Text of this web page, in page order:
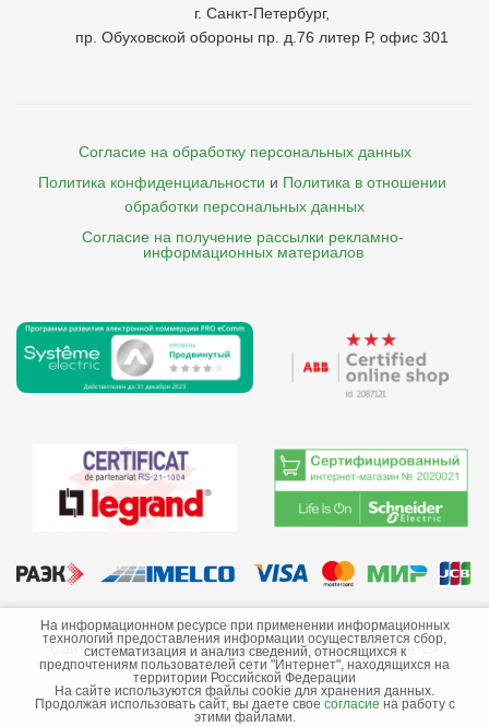
г. Санкт-Петербург,
пр. Обуховской обороны пр. д.76 литер Р, офис 301
Согласие на обработку персональных данных
Политика конфиденциальности и Политика в отношении
обработки персональных данных
Согласие на получение рассылки рекламно-
    информационных материалов
©2013-2026 ООО «Краснодарэлектро»
Сайт носит информационный характер и не является
публичной офертой.
Стоимость товаров и их наличие не гарантируются.
На информационном ресурсе при применении информационных
технологий предоставления информации осуществляется сбор,
систематизация и анализ сведений, относящихся к
предпочтениям пользователей сети "Интернет", находящихся на
территории Российской Федерации
На сайте используются файлы cookie для хранения данных.
Продолжая использовать сайт, вы даете свое согласие на работу с
этими файлами.